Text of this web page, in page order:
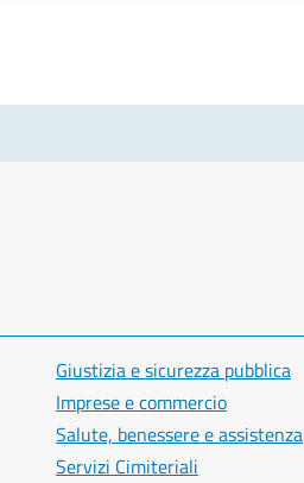
Giustizia e sicurezza pubblica
Imprese e commercio
Salute, benessere e assistenza
Servizi Cimiteriali